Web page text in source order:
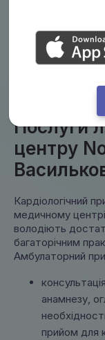
Послуги
центру
Кардіологічний
медичному
володіють
багаторічним
Амбулаторний
анамнезу,
прийом для